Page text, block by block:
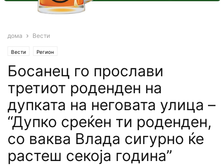
дома Вести
Вести Регион
Босанец го прослави
третиот роденден на
дупката на неговата улица –
“Дупко среќен ти роденден,
со ваква Влада сигурно ќе
растеш секоја година”